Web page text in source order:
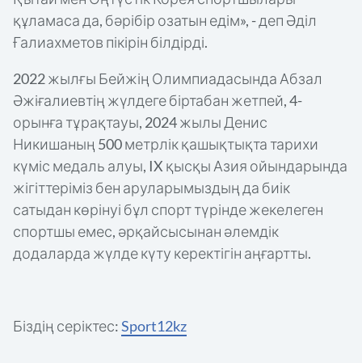
құламаса да, бәрібір озатын едім», - деп Әділ
Ғалиахметов пікірін білдірді.
2022 жылғы Бейжің Олимпиадасында Абзал
Әжіғалиевтің жүлдеге біртабан жетпей, 4-
орынға тұрақтауы, 2024 жылы Денис
Никишаның 500 метрлік қашықтықта тарихи
күміс медаль алуы, IX қысқы Азия ойындарында
жігіттеріміз бен аруларымыздың да биік
сатыдан көрінуі бұл спорт түрінде жекелеген
спортшы емес, әрқайсысынан әлемдік
додаларда жүлде күту керектігін аңғартты.
Біздің серіктес:Sport12kz